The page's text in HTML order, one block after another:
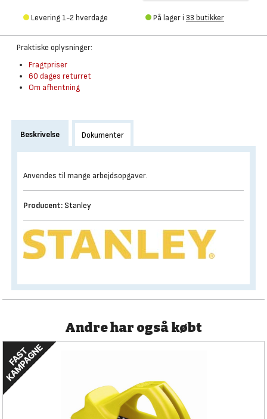
Levering 1-2 hverdage På lager i 33 butikker
Praktiske oplysninger:
Fragtpriser
60 dages returret
Om afhentning
Beskrivelse Dokumenter
Anvendes til mange arbejdsopgaver.
Producent: Stanley
Andre har også købt